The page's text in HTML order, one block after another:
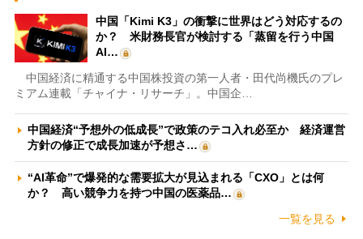
中国「Kimi K3」の衝撃に世界はどう対応するの
か？ 米財務長官が検討する「蒸留を行う中国
AI…
中国経済に精通する中国株投資の第一人者・田代尚機氏のプレ
ミアム連載「チャイナ・リサーチ」。中国企…
中国経済“予想外の低成長”で政策のテコ入れ必至か 経済運営
方針の修正で成長加速が予想さ…
“AI革命”で爆発的な需要拡大が見込まれる「CXO」とは何
か？ 高い競争力を持つ中国の医薬品…
一覧を見る